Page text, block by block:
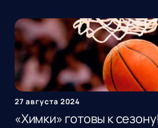
27 августа 2024
«Химки» готовы к сезону!